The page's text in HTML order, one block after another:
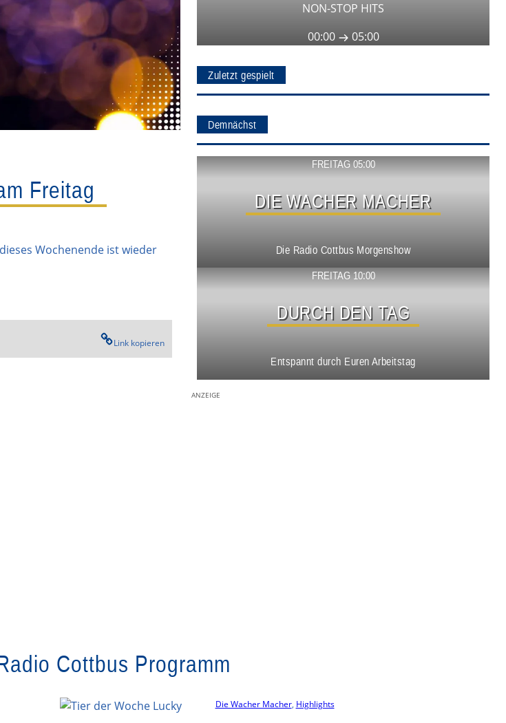
Freitag
Wochenende ist wieder
Link kopieren
NON-STOP HITS
00:00
05:00
Zuletzt gespielt
Demnächst
FREITAG 05:00
DIE WACHER MACHER
Die Radio Cottbus Morgenshow
Show ansehen
FREITAG 10:00
DURCH DEN TAG
Entspannt durch Euren Arbeitstag
Show ansehen
Cottbus Programm
Die Wacher Macher, Highlights